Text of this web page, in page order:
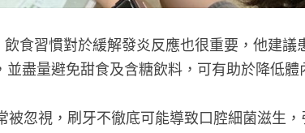
食習慣對於緩解發炎反應也很重要，他建議
並盡量避免甜食及含糖飲料，可有助於降低體
忽視，刷牙不徹底可能導致口腔細菌滋生